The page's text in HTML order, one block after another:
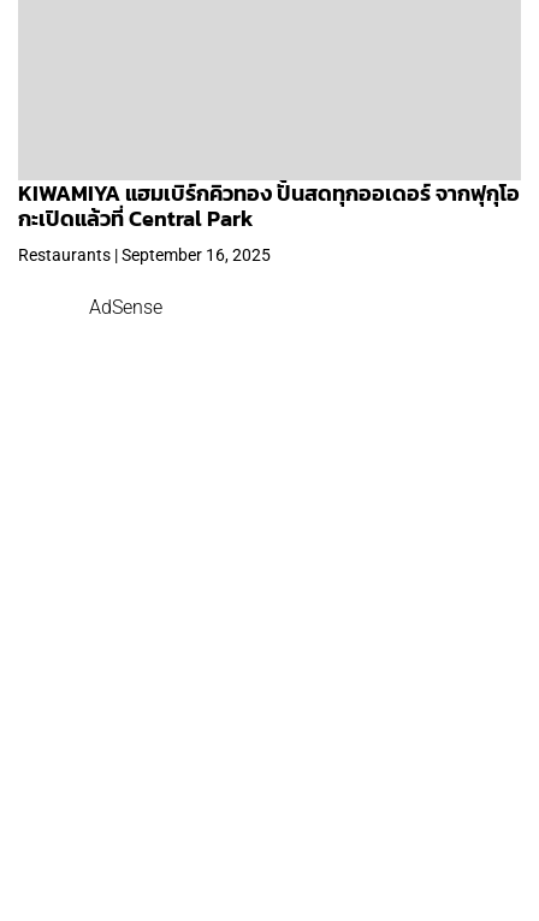
KIWAMIYA แฮมเบิร์กคิวทอง ปั้นสดทุกออเดอร์ จากฟุกุโอ
กะเปิดแล้วที่ Central Park
Restaurants | September 16, 2025
AdSense